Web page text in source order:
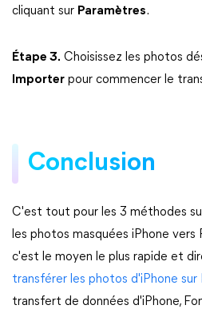
cliquant sur Paramètres.
Étape 3. Choisissez les photos
Importer pour commencer le
Conclusion
C'est tout pour les 3 méthodes
les photos masquées iPhone vers
c'est le moyen le plus rapide et
transférer les photos d'iPhone sur
transfert de données d'iPhone,